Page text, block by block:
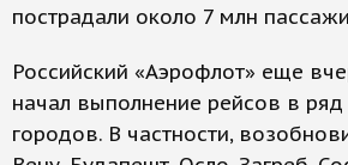
пострадали около 7 млн
Российский «Аэрофлот» еще
начал выполнение рейсов в
городов. В частности,